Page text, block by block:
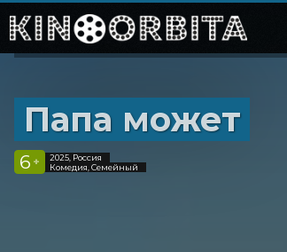
Папа может
6 +
2025, Россия
Комедия, Семейный